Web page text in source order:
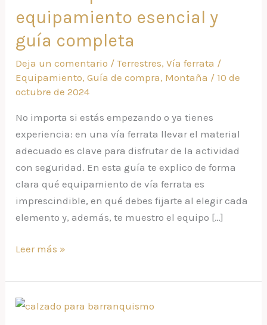
equipamiento esencial y
guía completa
Deja un comentario /Terrestres,Vía ferrata /
Equipamiento,Guía de compra, Montaña / 10 de
octubre de 2024
No importa si estás empezando o ya tienes
experiencia: en una vía ferrata llevar el material
adecuado es clave para disfrutar de la actividad
con seguridad. En esta guía te explico de forma
clara qué equipamiento de vía ferrata es
imprescindible, en qué debes fijarte al elegir cada
elemento y, además, te muestro el equipo […]
equipamiento
esencial
guía
completa
Leer más »
Guía